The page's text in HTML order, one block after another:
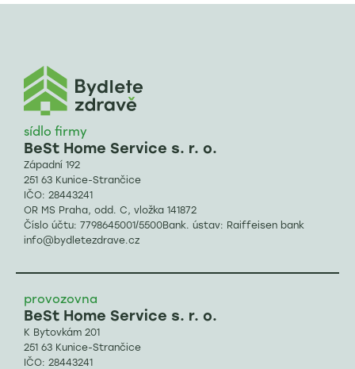
sídlo firmy
BeSt Home Service s. r. o.
Západní 192
251 63 Kunice-Strančice
IČO: 28443241
OR MS Praha, odd. C, vložka 141872
Číslo účtu: 7798645001/5500Bank. ústav: Raiffeisen bank
info@bydletezdrave.cz
provozovna
BeSt Home Service s. r. o.
K Bytovkám 201
251 63 Kunice-Strančice
IČO: 28443241